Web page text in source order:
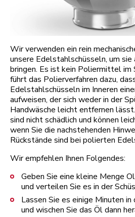
Wir verwenden ein rein
unsere Edelstahlschüsseln, um sie
bringen. Es ist kein Poliermittel im
führt das Polierverfahren dazu,
Edelstahlschüsseln im Inneren
aufweisen, der sich weder in der
Handwäsche leicht entfernen
sind nicht schädlich und können
wenn Sie die nachstehenden
Rückstände sind bei polierten
Wir empfehlen Ihnen Folgendes:
Geben Sie eine kleine Menge
und verteilen Sie es in der
Lassen Sie es einige Minuten
und wischen Sie das Öl dann